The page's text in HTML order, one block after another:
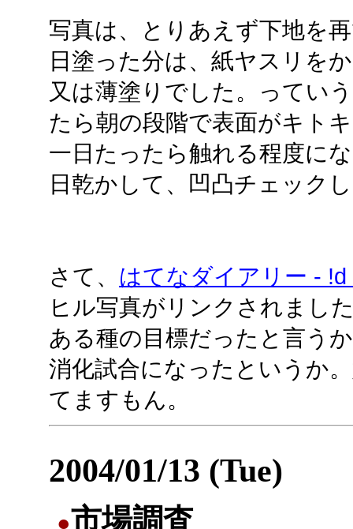
写真は、とりあえず下地を
日塗った分は、紙ヤスリを
又は薄塗りでした。ってい
たら朝の段階で表面がキト
一日たったら触れる程度に
日乾かして、凹凸チェック
さて、 はてなダイアリー -
ヒル写真がリンクされまし
ある種の目標だったと言う
消化試合になったというか
てますもん。
2004/01/13 (Tue)
●市場調査